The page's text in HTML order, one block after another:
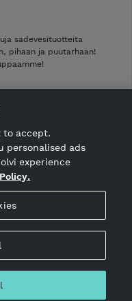
by the Financial
sadevesituotteita
pihaan ja puutarhaan!
to accept.
personalised ads
experience